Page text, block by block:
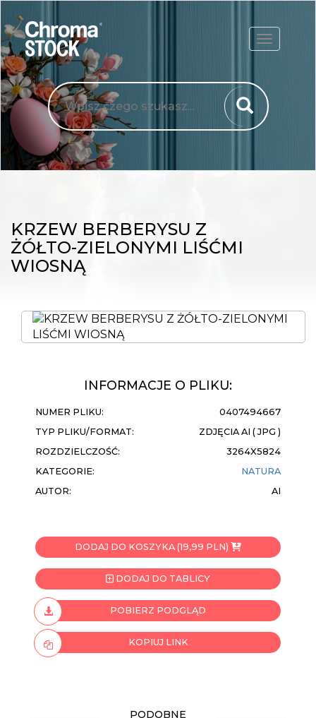
KRZEW BERBERYSU Z
ŻÓŁTO-ZIELONYMI LIŚĆMI
WIOSNĄ
INFORMACJE O PLIKU:
NUMER PLIKU:
0407494667
TYP PLIKU/FORMAT:
ZDJĘCIA AI ( JPG )
ROZDZIELCZOŚĆ:
3264X5824
KATEGORIE:
NATURA
AUTOR:
AI
DODAJ DO KOSZYKA (19,99 PLN)
DODAJ DO TABLICY
POBIERZ PODGLĄD
KOPIUJ LINK
PODOBNE